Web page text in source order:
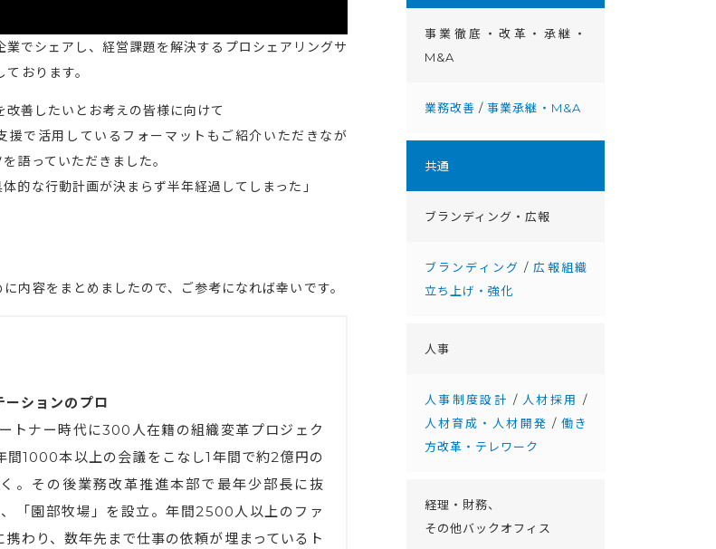
シェアし、経営課題を解決するプロシェアリングサ
おります。
善したいとお考えの皆様に向けて
で活用しているフォーマットもご紹介いただきなが
語っていただきました。
的な行動計画が決まらず半年経過してしまった」
内容をまとめましたので、ご参考になれば幸いです。
ーションのプロ
トナー時代に300人在籍の組織変革プロジェク
間1000本以上の会議をこなし1年間で約2億円の
。その後業務改革推進本部で最年少部長に抜
「園部牧場」を設立。年間2500人以上のファ
わり、数年先まで仕事の依頼が埋まっているト
事業徹底・改⾰・承継・
M&A
業務改善 /事業承継・M&A
共通
ブランディング・広報
ブランディング /広報組織
立ち上げ・強化
人事
人事制度設計 / 人材採用 /
人材育成・人材開発 / 働き
方改革・テレワーク
経理・財務、
その他バックオフィス